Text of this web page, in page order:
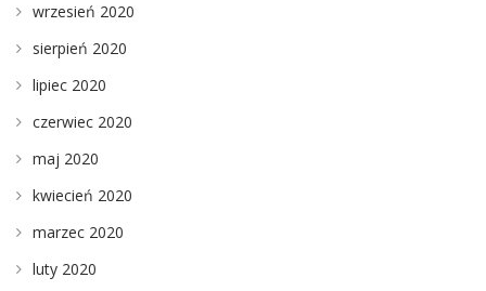
wrzesień 2020
sierpień 2020
lipiec 2020
czerwiec 2020
maj 2020
kwiecień 2020
marzec 2020
luty 2020